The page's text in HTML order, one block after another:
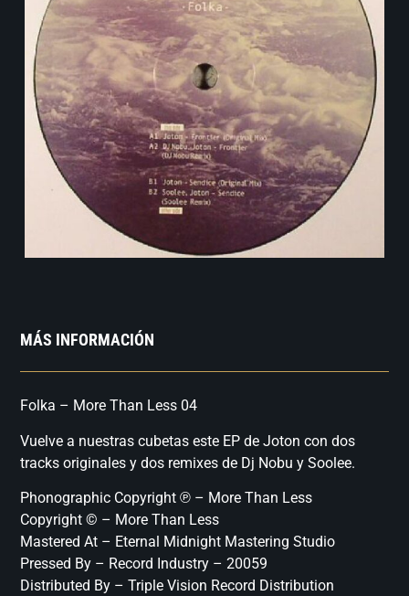
MÁS INFORMACIÓN
Folka – More Than Less 04
Vuelve a nuestras cubetas este EP de Joton con dos
tracks originales y dos remixes de Dj Nobu y Soolee.
Phonographic Copyright ℗ – More Than Less
Copyright © – More Than Less
Mastered At – Eternal Midnight Mastering Studio
Pressed By – Record Industry – 20059
Distributed By – Triple Vision Record Distribution